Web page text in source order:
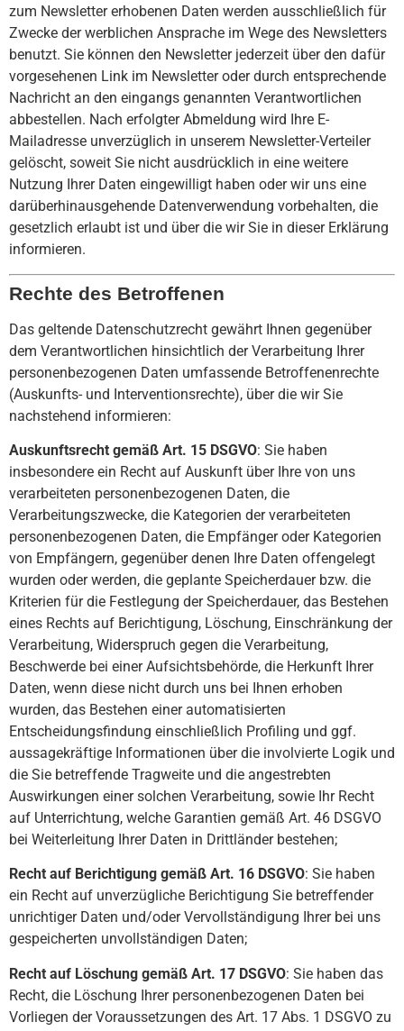
zum Newsletter erhobenen Daten werden ausschließlich für
Zwecke der werblichen Ansprache im Wege des Newsletters
benutzt. Sie können den Newsletter jederzeit über den dafür
vorgesehenen Link im Newsletter oder durch entsprechende
Nachricht an den eingangs genannten Verantwortlichen
abbestellen. Nach erfolgter Abmeldung wird Ihre E-
Mailadresse unverzüglich in unserem Newsletter-Verteiler
gelöscht, soweit Sie nicht ausdrücklich in eine weitere
Nutzung Ihrer Daten eingewilligt haben oder wir uns eine
darüberhinausgehende Datenverwendung vorbehalten, die
gesetzlich erlaubt ist und über die wir Sie in dieser Erklärung
informieren.
Rechte des Betroffenen
Das geltende Datenschutzrecht gewährt Ihnen gegenüber
dem Verantwortlichen hinsichtlich der Verarbeitung Ihrer
personenbezogenen Daten umfassende Betroffenenrechte
(Auskunfts- und Interventionsrechte), über die wir Sie
nachstehend informieren:
Auskunftsrecht gemäß Art. 15 DSGVO: Sie haben
insbesondere ein Recht auf Auskunft über Ihre von uns
verarbeiteten personenbezogenen Daten, die
Verarbeitungszwecke, die Kategorien der verarbeiteten
personenbezogenen Daten, die Empfänger oder Kategorien
von Empfängern, gegenüber denen Ihre Daten offengelegt
wurden oder werden, die geplante Speicherdauer bzw. die
Kriterien für die Festlegung der Speicherdauer, das Bestehen
eines Rechts auf Berichtigung, Löschung, Einschränkung der
Verarbeitung, Widerspruch gegen die Verarbeitung,
Beschwerde bei einer Aufsichtsbehörde, die Herkunft Ihrer
Daten, wenn diese nicht durch uns bei Ihnen erhoben
wurden, das Bestehen einer automatisierten
Entscheidungsfindung einschließlich Profiling und ggf.
aussagekräftige Informationen über die involvierte Logik und
die Sie betreffende Tragweite und die angestrebten
Auswirkungen einer solchen Verarbeitung, sowie Ihr Recht
auf Unterrichtung, welche Garantien gemäß Art. 46 DSGVO
bei Weiterleitung Ihrer Daten in Drittländer bestehen;
Recht auf Berichtigung gemäß Art. 16 DSGVO: Sie haben
ein Recht auf unverzügliche Berichtigung Sie betreffender
unrichtiger Daten und/oder Vervollständigung Ihrer bei uns
gespeicherten unvollständigen Daten;
Recht auf Löschung gemäß Art. 17 DSGVO: Sie haben das
Recht, die Löschung Ihrer personenbezogenen Daten bei
Vorliegen der Voraussetzungen des Art. 17 Abs. 1 DSGVO zu